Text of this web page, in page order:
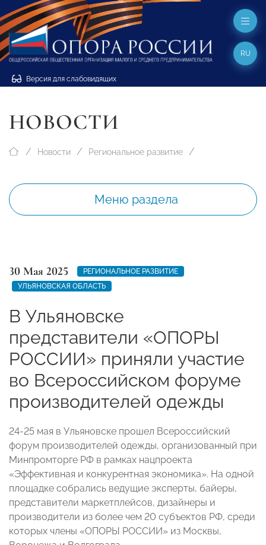
Версия для слабовидящих
RU
НОВОСТИ
Новости Региональное развитие
Меню раздела
30 Мая 2025
РЕГИОНАЛЬНОЕ РАЗВИТИЕ
УЛЬЯНОВСКАЯ ОБЛАСТЬ
В Ульяновске
представители «ОПОРЫ
РОССИИ» приняли участие
во Всероссийском форуме
производителей одежды
24-25 мая в Ульяновске прошел Всероссийский
форум производителей одежды, организованный при
Минпромторге РФ в рамках нацпроекта
«Эффективная и конкурентная экономика». На одной
площадке собрались ведущие эксперты, байеры,
представители маркетплейсов, дизайнеры и
производители из более чем 20 субъектов РФ, среди
которых члены «ОПОРЫ РОССИИ» из Москвы,